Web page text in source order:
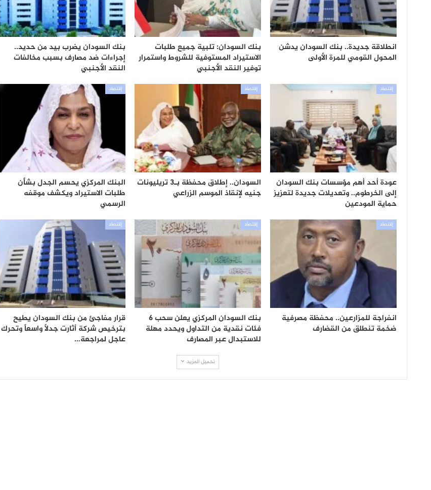
انطلاقة جديدة.. بنك السودان يدشن
المحول القومي للمرة الأولى
بنك السودان: تلبية جميع طلبات
الاستيراد المستوفية للشروط واستمرار
توفير النقد الأجنبي
بنك السودان يضرب بيد من حديد..
إجراءات ضد مصارف بسبب مخالفات
النقد الأجنبي
إقتصاد
عودة أحد أهم مؤسسات بنك السودان
إلى الخرطوم.. وتعديلات جديدة لتعزيز
حماية المودعين
إقتصاد
السودان.. إطلاق محفظة بـ3 تريليونات
جنيه لإنقاذ الموسم الزراعي
إقتصاد
البنك المركزي يحسم الجدل بشأن
طلبات الاستيراد ويكشف موقفه
الرسمي
إقتصاد
انفراجة للمزارعين.. محفظة مصرفية
ضخمة تنطلق من القضارف
إقتصاد
بنك السودان المركزي يعلن سحب 6
فئات نقدية من التداول ويحدد مهلة
للاستبدال عبر المصارف
إقتصاد
قرار مفاجئ من بنك السودان يطيح
بترخيص شركة أثارت جدلاً واسعاً وتحرك
عاجل لمراجعة…
تحميل المزيد